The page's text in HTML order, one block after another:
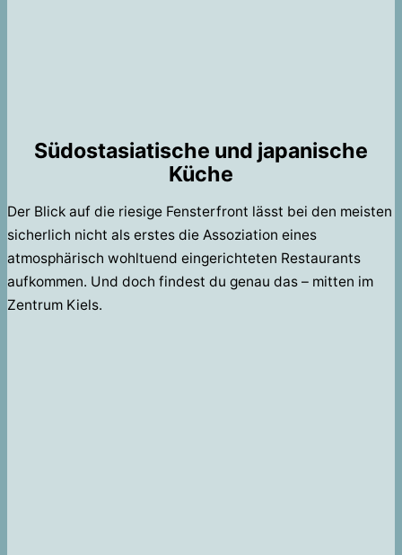
Südostasiatische und japanische
Küche
Der Blick auf die riesige Fensterfront lässt bei den meisten
sicherlich nicht als erstes die Assoziation eines
atmosphärisch wohltuend eingerichteten Restaurants
aufkommen. Und doch findest du genau das – mitten im
Zentrum Kiels.